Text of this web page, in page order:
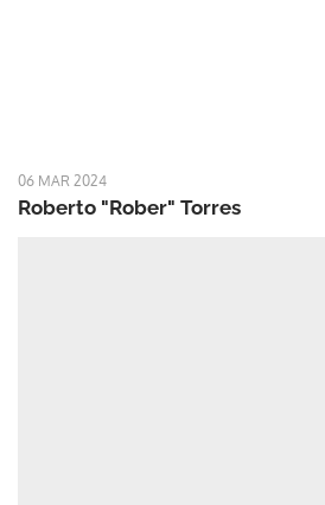
06 MAR 2024
Roberto "Rober" Torres